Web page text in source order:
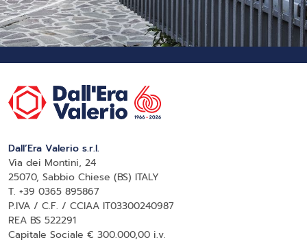
Dall’Era Valerio s.r.l.
Via dei Montini, 24
25070, Sabbio Chiese (BS) ITALY
T. +39 0365 895867
P.IVA / C.F. / CCIAA IT03300240987
REA BS 522291
Capitale Sociale € 300.000,00 i.v.